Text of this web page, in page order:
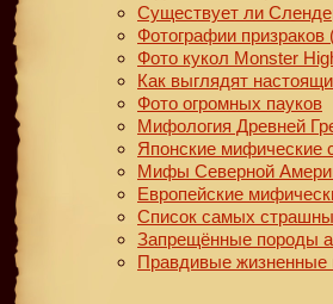
Существует ли
Фотографии призраков
Фото кукол Monster
Как выглядят
Фото огромных пауков
Мифология Древней
Японские мифические
Мифы Северной
Европейские
Список самых
Запрещённые породы
Правдивые жизненные